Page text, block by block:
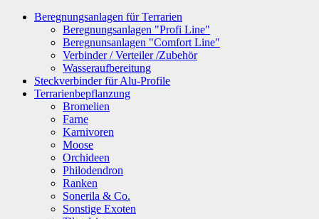
Beregnungsanlagen für Terrarien
Beregnungsanlagen "Profi Line"
Beregnunsanlagen "Comfort Line"
Verbinder / Verteiler /Zubehör
Wasseraufbereitung
Steckverbinder für Alu-Profile
Terrarienbepflanzung
Bromelien
Farne
Karnivoren
Moose
Orchideen
Philodendron
Ranken
Sonerila & Co.
Sonstige Exoten